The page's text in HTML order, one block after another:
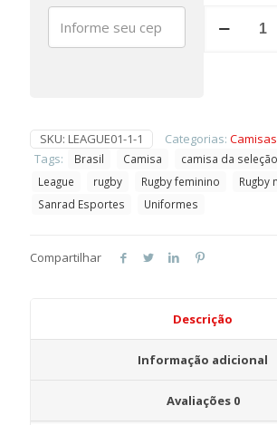
Rugby
League
-
2018
SKU: LEAGUE01-1-1 Categorias: Camisas
Tags:
Brasil Camisa
camisa da
League
rugby Rugby feminino
Rugby
Sanrad Esportes
Uniformes
Compartilhar
Descrição
Informação adicional
Avaliações 0